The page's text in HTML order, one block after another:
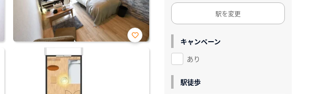
お気
駅を変更
キャンペーン
あり
駅徒歩